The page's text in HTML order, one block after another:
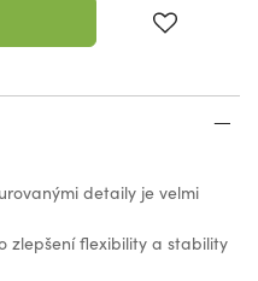
detaily je velmi
zlepšení flexibility a stability